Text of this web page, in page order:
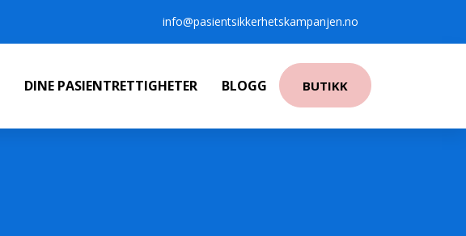
info@pasientsikkerhetskampanjen.no
DINE PASIENTRETTIGHETER BLOGG BUTIKK